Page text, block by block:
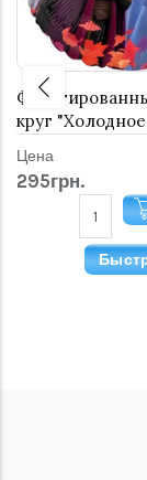
круг
Цена
295грн.